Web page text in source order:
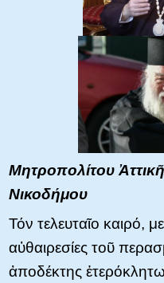
Μητροπολίτου
Νικοδήμου
Τόν τελευταῖο καιρό,
αὐθαιρεσίες τοῦ
ἀποδέκτης